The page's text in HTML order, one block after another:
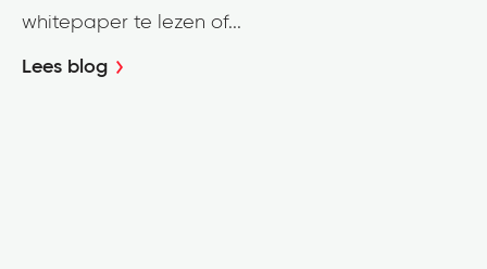
whitepaper te lezen of...
Lees blog